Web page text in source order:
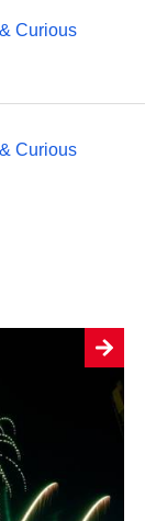
Curious
Curious